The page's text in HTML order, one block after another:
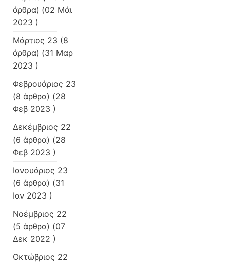
άρθρα) (02 Μάι
2023 )
Μάρτιος 23 (8
άρθρα) (31 Μαρ
2023 )
Φεβρουάριος 23
(8 άρθρα) (28
Φεβ 2023 )
Δεκέμβριος 22
(6 άρθρα) (28
Φεβ 2023 )
Ιανουάριος 23
(6 άρθρα) (31
Ιαν 2023 )
Νοέμβριος 22
(5 άρθρα) (07
Δεκ 2022 )
Οκτώβριος 22